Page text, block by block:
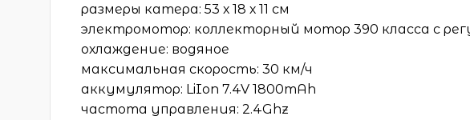
размеры катера: 53 х 18 х 11 см
электромотор: коллекторный мотор 390 класса с
охлаждение: водяное
максимальная скорость: 30 км/ч
аккумулятор: LiIon 7.4V 1800mAh
частота управления: 2.4Ghz